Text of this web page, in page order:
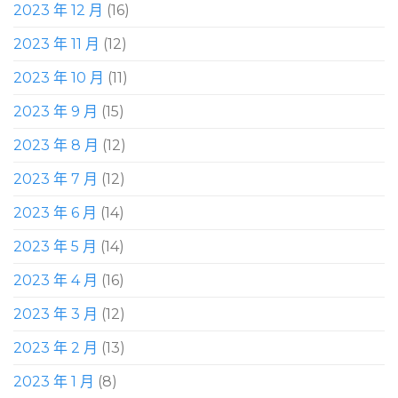
2023 年 12 月 (16)
2023 年 11 月 (12)
2023 年 10 月 (11)
2023 年 9 月 (15)
2023 年 8 月 (12)
2023 年 7 月 (12)
2023 年 6 月 (14)
2023 年 5 月 (14)
2023 年 4 月 (16)
2023 年 3 月 (12)
2023 年 2 月 (13)
2023 年 1 月 (8)